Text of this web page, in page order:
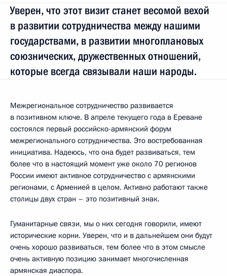
Уверен, что этот визит станет весомой вехой
в развитии сотрудничества между нашими
государствами, в развитии многоплановых
союзнических, дружественных отношений,
которые всегда связывали наши народы.
Межрегиональное сотрудничество развивается
в позитивном ключе. В апреле текущего года в Ереване
состоялся первый российско-армянский форум
межрегионального сотрудничества. Это востребованная
инициатива. Надеюсь, что она будет развиваться, тем
более что в настоящий момент уже около 70 регионов
России имеют активное сотрудничество с армянскими
регионами, с Арменией в целом. Активно работают также
столицы двух стран – это позитивный знак.
Гуманитарные связи, мы о них сегодня говорили, имеют
исторические корни. Уверен, что и в дальнейшем они будут
очень хорошо развиваться, тем более что в этом смысле
очень активную позицию занимает многочисленная
армянская диаспора.